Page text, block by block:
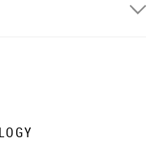
για παραγγελίες άνω των